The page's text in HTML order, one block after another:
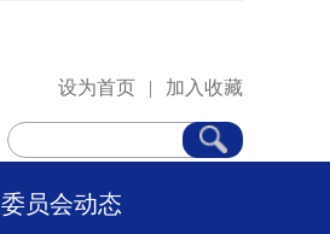
设为首页 | 加入收藏
委员会动态